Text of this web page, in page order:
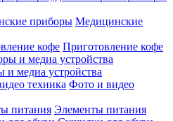
Медицинские
Приготовление кофе
и медиа устройства
Фото и видео
Элементы питания